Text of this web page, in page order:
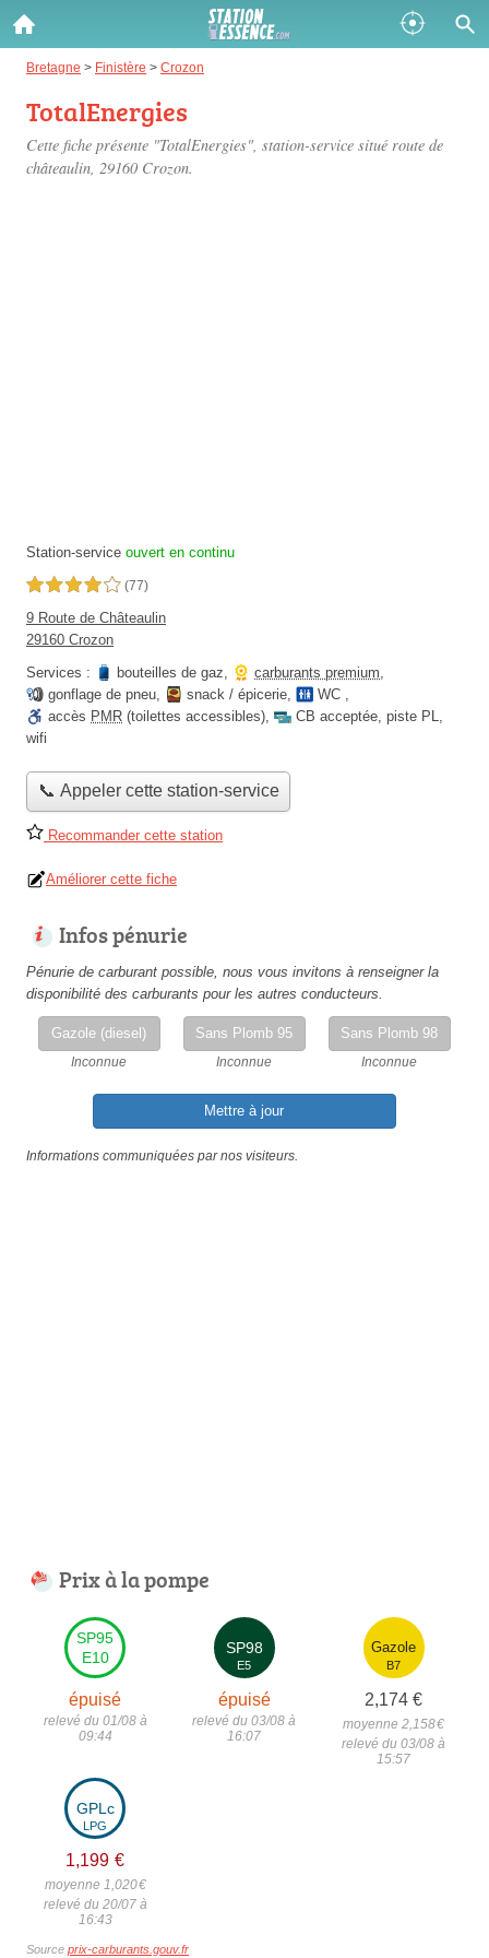
Bretagne > Finistère > Crozon
TotalEnergies
Cette fiche présente "TotalEnergies", station-service situé route de
châteaulin, 29160 Crozon.
Station-service ouvert en continu
4,0 étoiles sur 5 (77)
9 Route de Châteaulin
29160 Crozon
Services :
bouteilles de gaz, carburants premium,
gonflage de pneu, snack / épicerie, WC ,
accès PMR (toilettes accessibles), CB acceptée, piste PL,
wifi
📞 Appeler cette station-service
Recommander cette station
Améliorer cette fiche
Infos pénurie
Pénurie de carburant possible, nous vous invitons à renseigner la
disponibilité des carburants pour les autres conducteurs.
Gazole (diesel)
Inconnue
Sans Plomb 95
Inconnue
Sans Plomb 98
Inconnue
Mettre à jour
Informations communiquées par nos visiteurs.
Prix à la pompe
SP95
E10
épuisé
relevé du 01/08 à
09:44
SP98
E5
épuisé
relevé du 03/08 à
16:07
Gazole
B7
2,174 €
moyenne 2,158€
relevé du 03/08 à
15:57
GPLc
LPG
1,199 €
moyenne 1,020€
relevé du 20/07 à
16:43
Source prix-carburants.gouv.fr
Gazole :
Disponible
SP 98 :